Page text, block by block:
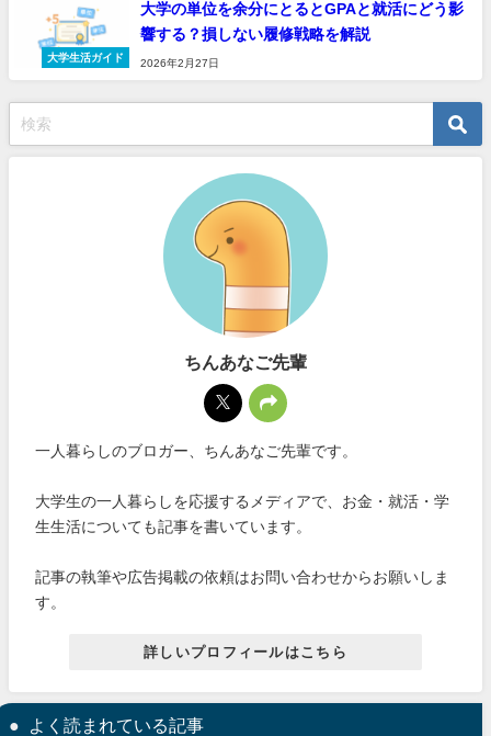
大学生活ガイド
大学の単位を余分にとるとGPAと就活にどう影
響する？損しない履修戦略を解説
2026年2月27日
ちんあなご先輩
一人暮らしのブロガー、ちんあなご先輩です。
大学生の一人暮らしを応援するメディアで、お金・就活・学
生生活についても記事を書いています。
記事の執筆や広告掲載の依頼はお問い合わせからお願いしま
す。
詳しいプロフィールはこちら
よく読まれている記事